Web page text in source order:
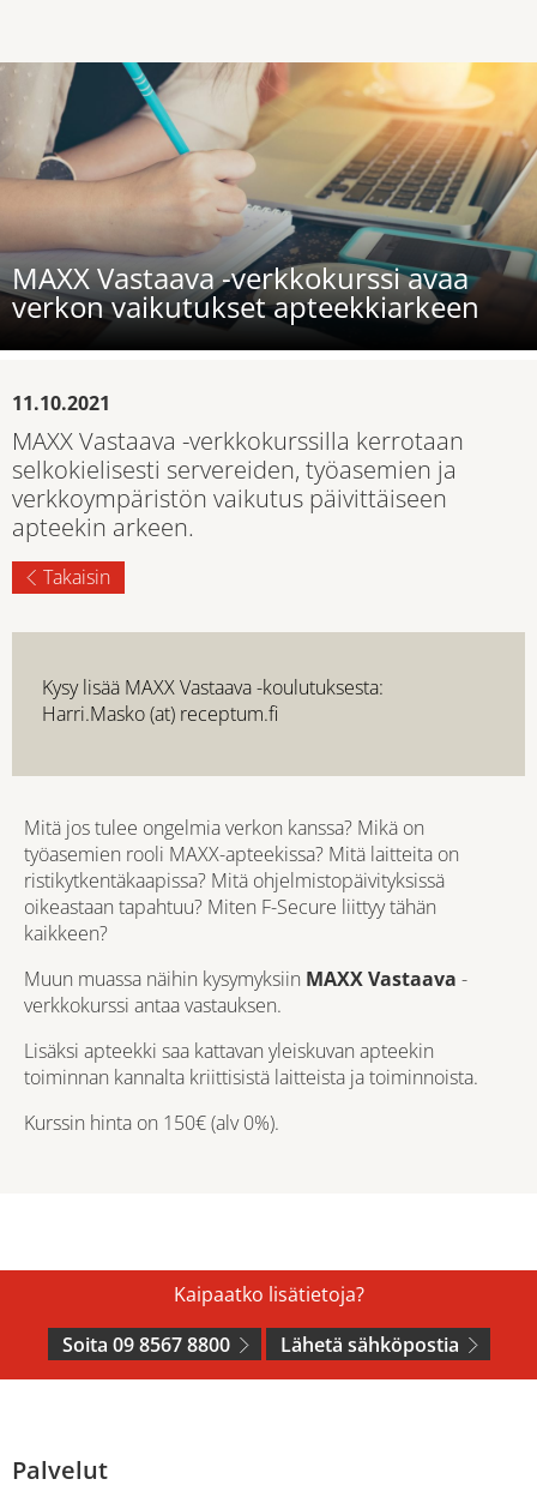
MAXX Vastaava -verkkokurssi avaa
verkon vaikutukset apteekkiarkeen
11.10.2021
MAXX Vastaava -verkkokurssilla kerrotaan
selkokielisesti servereiden, työasemien ja
verkkoympäristön vaikutus päivittäiseen
apteekin arkeen.
Takaisin
Kysy lisää MAXX Vastaava -koulutuksesta:
Harri.Masko (at) receptum.fi
Mitä jos tulee ongelmia verkon kanssa? Mikä on
työasemien rooli MAXX-apteekissa? Mitä laitteita on
ristikytkentäkaapissa? Mitä ohjelmistopäivityksissä
oikeastaan tapahtuu? Miten F-Secure liittyy tähän
kaikkeen?
Muun muassa näihin kysymyksiin MAXX Vastaava -
verkkokurssi antaa vastauksen.
Lisäksi apteekki saa kattavan yleiskuvan apteekin
toiminnan kannalta kriittisistä laitteista ja toiminnoista.
Kurssin hinta on 150€ (alv 0%).
Kaipaatko lisätietoja?
Soita 09 8567 8800
Lähetä sähköpostia
Palvelut